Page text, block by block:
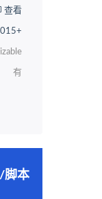
查看
有
脚本